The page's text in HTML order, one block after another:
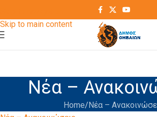
Skip to main content
Νέα –
Home Νέα –